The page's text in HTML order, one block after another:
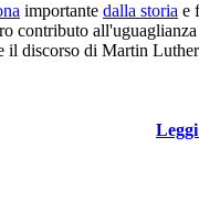
importante dalla storia e
contributo
il discorso di Martin